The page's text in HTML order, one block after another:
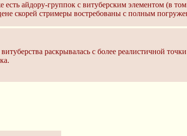
есть айдору-группок с витуберским элементом (в
скорей стримеры востребованы с полным
раскрывалась с более реалистичной